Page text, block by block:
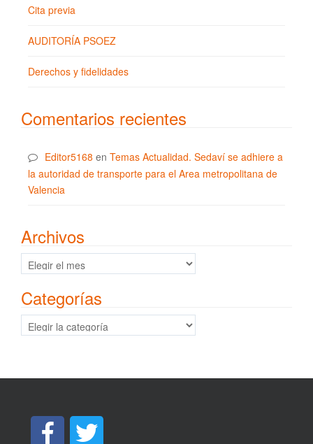
Cita previa
AUDITORÍA PSOEZ
Derechos y fidelidades
Comentarios recientes
Editor5168 en Temas Actualidad. Sedaví se adhiere a
la autoridad de transporte para el Area metropolitana de
Valencia
Archivos
Archivos
Categorías
Categorías